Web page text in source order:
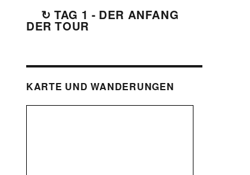
↻ TAG 1 - DER ANFANG
DER TOUR
KARTE UND WANDERUNGEN